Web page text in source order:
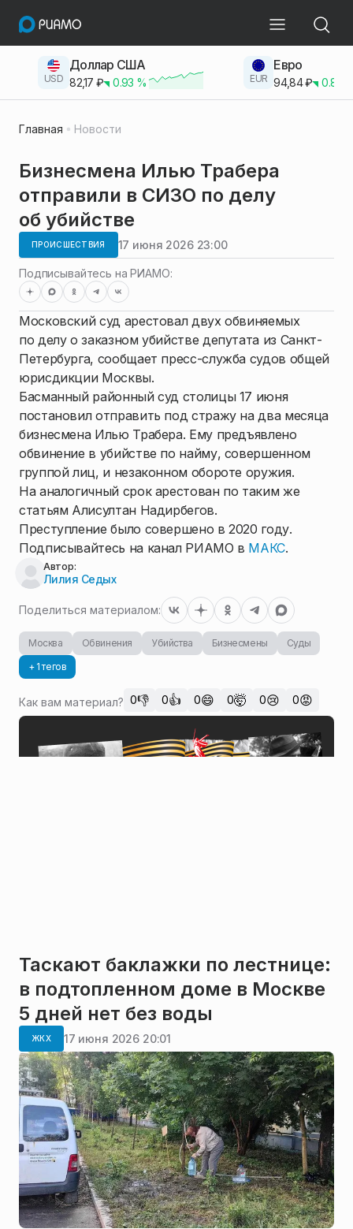
USD
Доллар США
82,17 ₽ 0.93 % EUR
Евро
94,84₽ 0.83
Главная Новости
Бизнесмена Илью Трабера
отправили в СИЗО по делу
об убийстве
ПРОИСШЕСТВИЯ 17 июня 2026 23:00
Подписывайтесь на РИАМО:
Московский суд арестовал двух обвиняемых
по делу о заказном убийстве депутата из Санкт-
Петербурга, сообщает пресс-служба судов общей
юрисдикции Москвы.
Басманный районный суд столицы 17 июня
постановил отправить под стражу на два месяца
бизнесмена Илью Трабера. Ему предъявлено
обвинение в убийстве по найму, совершенном
группой лиц, и незаконном обороте оружия.
На аналогичный срок арестован по таким же
статьям Алисултан Надирбегов.
Преступление было совершено в 2020 году.
Подписывайтесь на канал РИАМО в МАКС.
Автор:
Лилия Седых
Поделиться материалом:
Москва Обвинения Убийства Бизнесмены
Суды
+ 1 тегов
Как вам материал? 0👎 0👍 0😄 0🤯 0😢 0😡
Таскают баклажки по лестнице:
в подтопленном доме в Москве
5 дней нет без воды
ЖКХ 17 июня 2026 20:01